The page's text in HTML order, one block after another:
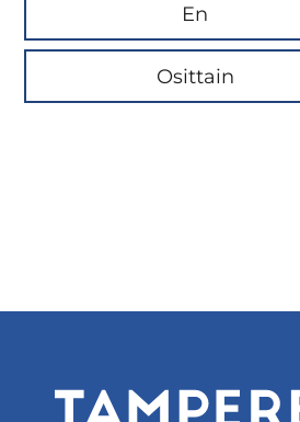
En
Osittain